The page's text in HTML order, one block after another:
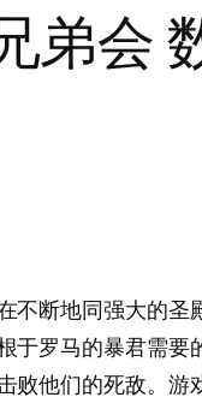
弟会
不断地同强大的
于罗马的暴君需
败他们的死敌。